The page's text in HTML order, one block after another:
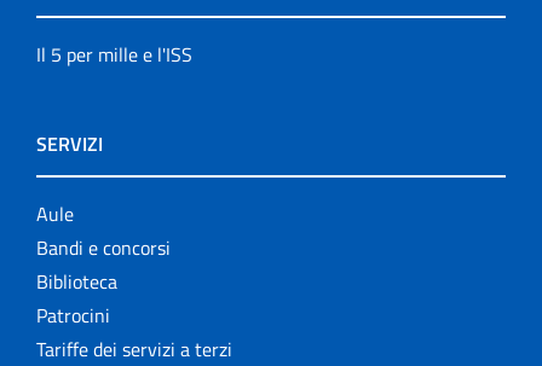
Il 5 per mille e l'ISS
SERVIZI
Aule
Bandi e concorsi
Biblioteca
Patrocini
Tariffe dei servizi a terzi